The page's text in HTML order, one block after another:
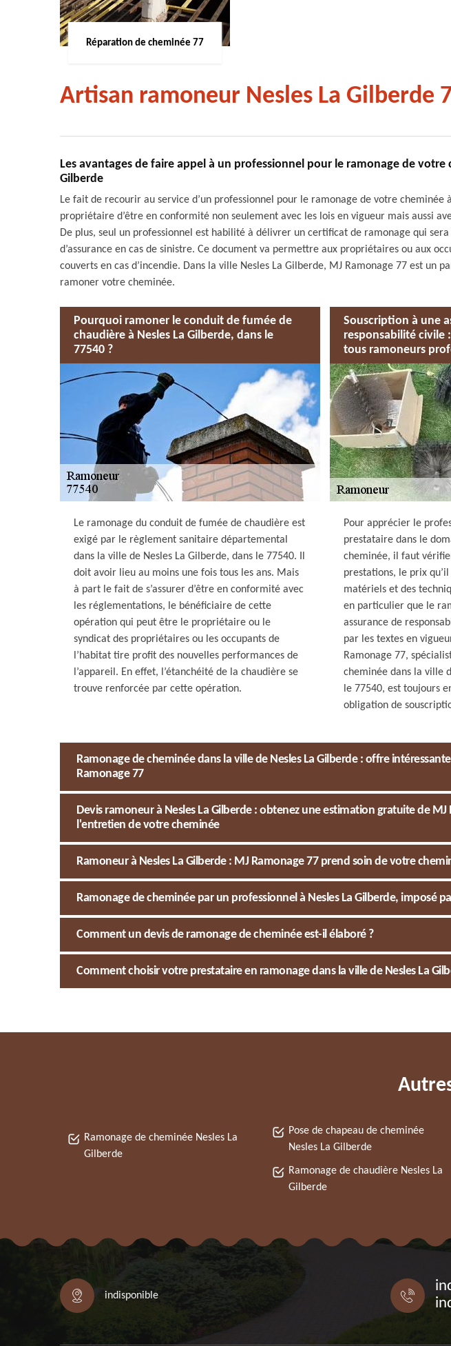
Réparation de cheminée 77
Artisan ramoneur Nesles La Gilberde
Les avantages de faire appel à un professionnel pour le ramonage de votre
Gilberde
Le fait de recourir au service d’un professionnel pour le ramonage de votre cheminée
propriétaire d’être en conformité non seulement avec les lois en vigueur mais aussi
De plus, seul un professionnel est habilité à délivrer un certificat de ramonage qui
d’assurance en cas de sinistre. Ce document va permettre aux propriétaires ou aux
couverts en cas d’incendie. Dans la ville Nesles La Gilberde, MJ Ramonage 77 est un
ramoner votre cheminée.
Pourquoi ramoner le conduit de fumée de
chaudière à Nesles La Gilberde, dans le
77540 ?
Le ramonage du conduit de fumée de chaudière est
exigé par le règlement sanitaire départemental
dans la ville de Nesles La Gilberde, dans le 77540. Il
doit avoir lieu au moins une fois tous les ans. Mais
à part le fait de s’assurer d’être en conformité avec
les réglementations, le bénéficiaire de cette
opération qui peut être le propriétaire ou le
syndicat des propriétaires ou les occupants de
l’habitat tire profit des nouvelles performances de
l’appareil. En effet, l’étanchéité de la chaudière se
trouve renforcée par cette opération.
Souscription à une
responsabilité civile
tous ramoneurs
Pour apprécier le
prestataire dans le
cheminée, il faut
prestations, le prix
matériels et des
en particulier que le
assurance de
par les textes en
Ramonage 77,
cheminée dans la ville
le 77540, est toujours
obligation de
Ramonage de cheminée dans la ville de Nesles La Gilberde : offre
Ramonage 77
Devis ramoneur à Nesles La Gilberde : obtenez une estimation gratuite de
l'entretien de votre cheminée
Ramoneur à Nesles La Gilberde : MJ Ramonage 77 prend soin de votre
Ramonage de cheminée par un professionnel à Nesles La Gilberde, imposé
Comment un devis de ramonage de cheminée est-il élaboré ?
Comment choisir votre prestataire en ramonage dans la ville de Nesles La
Ramonage de cheminée Nesles La
Gilberde
Pose de chapeau de cheminée
Nesles La Gilberde
Ramonage de chaudière Nesles La
Gilberde
indisponible